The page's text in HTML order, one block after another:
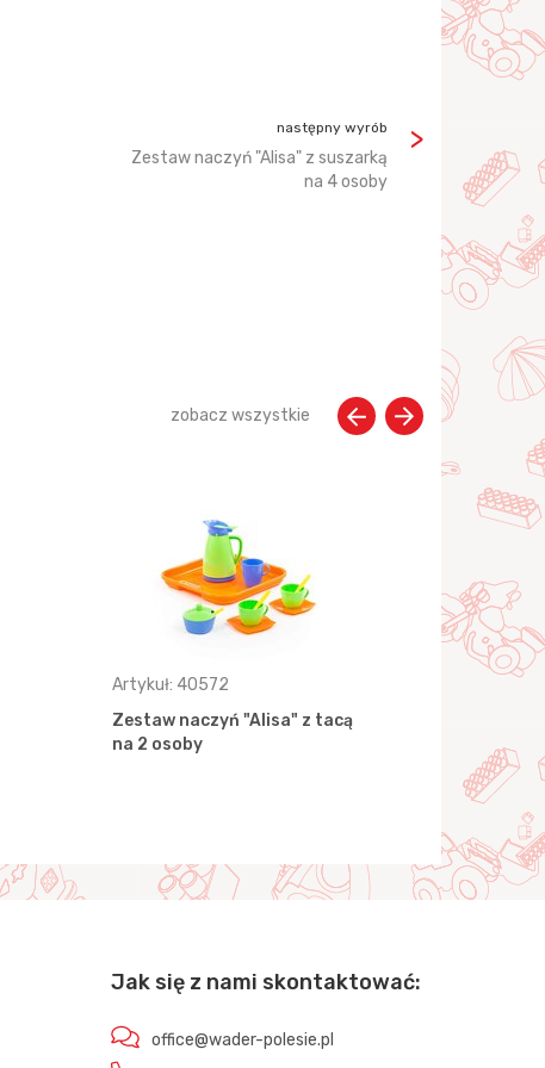
następny wyrób
Zestaw naczyń "Alisa" z suszarką
na 4 osoby
zobacz wszystkie
Artykuł: 40572
Zestaw naczyń "Alisa" z tacą
na 2 osoby
osoby
Jak się z nami skontaktować:
office@wader-polesie.pl